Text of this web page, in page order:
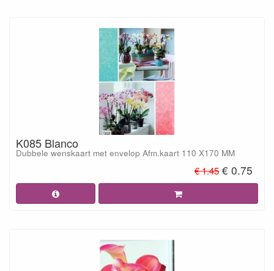
K085 Blanco
Dubbele wenskaart met envelop Afm.kaart 110 X170 MM
€ 1.45 € 0.75